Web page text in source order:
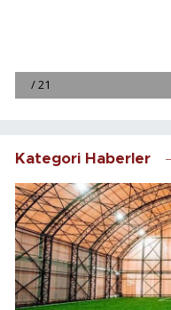
Kategori Haberler